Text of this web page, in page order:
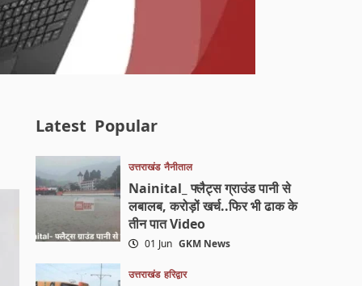
Latest Popular
उत्तराखंड नैनीताल
Nainital_ फ्लैट्स ग्राउंड पानी से
लबालब, करोड़ों खर्च..फिर भी ढाक के
तीन पात Video
01 Jun GKM News
उत्तराखंड हरिद्वार